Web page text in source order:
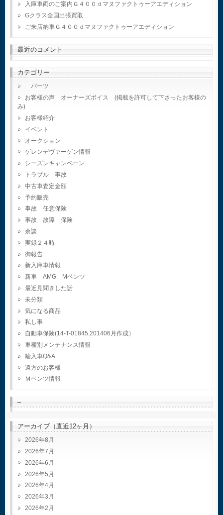
入庫車両のご案内Ｇ４００ｄマヌファクトゥーアエディション
Gクラス全国出張買取
ご来店納車Ｇ４００ｄマヌファクトゥーアエディション
最近のコメント
カテゴリー
パーツ
お客様の声 オーナーズボイス (掲載を許可して下さったお客様の
み)
お客様紹介
イベント
オークション
ゲレンデヴァーゲン情報
シーズンキャンペーン
トラブル 事故
中古車査定金額
予約販売
事故 任意保険
事故 故障 保険
余談
実録２４時
御報告
新入庫車情報
新車 AMG Mベンツ
最近見聞きした話
未分類
気になる商品
私し事
自動車保険(14-T-01845.201406月作成）
車種別メンテナンス情報
輸入車Q&A
遠方のお客様
Ｍベンツ情報
–
アーカイブ（直近12ヶ月）
2026年8月
2026年7月
2026年6月
2026年5月
2026年4月
2026年3月
2026年2月